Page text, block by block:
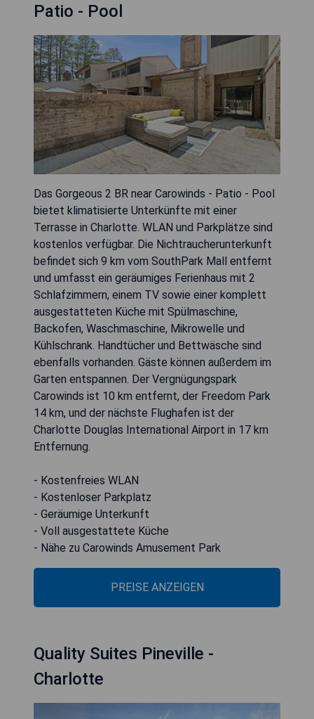
Patio - Pool
Das Gorgeous 2 BR near Carowinds - Patio - Pool
bietet klimatisierte Unterkünfte mit einer
Terrasse in Charlotte. WLAN und Parkplätze sind
kostenlos verfügbar. Die Nichtraucherunterkunft
befindet sich 9 km vom SouthPark Mall entfernt
und umfasst ein geräumiges Ferienhaus mit 2
Schlafzimmern, einem TV sowie einer komplett
ausgestatteten Küche mit Spülmaschine,
Backofen, Waschmaschine, Mikrowelle und
Kühlschrank. Handtücher und Bettwäsche sind
ebenfalls vorhanden. Gäste können außerdem im
Garten entspannen. Der Vergnügungspark
Carowinds ist 10 km entfernt, der Freedom Park
14 km, und der nächste Flughafen ist der
Charlotte Douglas International Airport in 17 km
Entfernung.
- Kostenfreies WLAN
- Kostenloser Parkplatz
- Geräumige Unterkunft
- Voll ausgestattete Küche
- Nähe zu Carowinds Amusement Park
PREISE ANZEIGEN
Quality Suites Pineville -
Charlotte